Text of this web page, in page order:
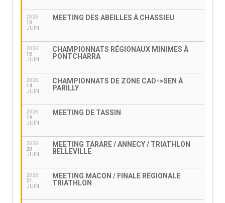
2026
10
JUIN
MEETING DES ABEILLES À CHASSIEU
2026
13
JUIN
CHAMPIONNATS RÉGIONAUX MINIMES À
PONTCHARRA
2026
14
JUIN
CHAMPIONNATS DE ZONE CAD->SEN À
PARILLY
2026
19
JUIN
MEETING DE TASSIN
2026
20
JUIN
MEETING TARARE / ANNECY / TRIATHLON
BELLEVILLE
2026
21
JUIN
MEETING MACON / FINALE RÉGIONALE
TRIATHLON